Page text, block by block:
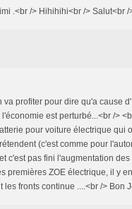
.<br /> Hihihihi<br /> Salut<br
va profiter pour dire qu'a cause
est perturbé...<br />
pour voiture électrique qui
(c'est comme pour
c'est pas fini l'augmentation
premières ZOE électrique, il y
les fronts continue ....<br /> Bon